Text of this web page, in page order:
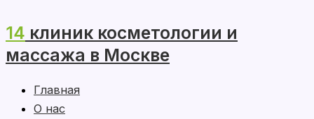
14 клиник косметологии и
массажа в Москве
Главная
О нас